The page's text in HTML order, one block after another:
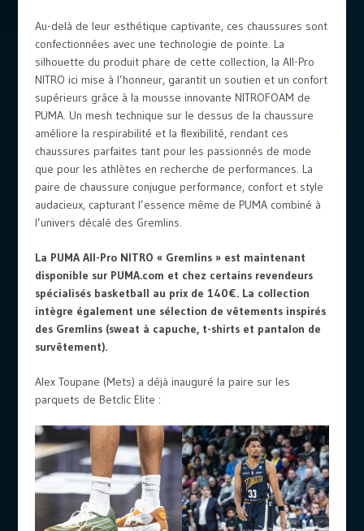
Au-delà de leur esthétique captivante, ces chaussures sont
confectionnées avec une technologie de pointe. La
silhouette du produit phare de cette collection, la All-Pro
NITRO ici mise à l’honneur, garantit un soutien et un confort
supérieurs grâce à la mousse innovante NITROFOAM de
PUMA. Un mesh technique sur le dessus de la chaussure
améliore la respirabilité et la flexibilité, rendant ces
chaussures parfaites tant pour les passionnés de mode
que pour les athlètes en recherche de performances. La
paire de chaussure conjugue performance, confort et style
audacieux, capturant l’essence même de PUMA combiné à
l’univers décalé des Gremlins.
La PUMA All-Pro NITRO « Gremlins » est maintenant
disponible sur PUMA.com et chez certains revendeurs
spécialisés basketball au prix de 140€. La collection
intègre également une sélection de vêtements inspirés
des Gremlins (sweat à capuche, t-shirts et pantalon de
survêtement).
Alex Toupane (Mets) a déjà inauguré la paire sur les
parquets de Betclic Elite :